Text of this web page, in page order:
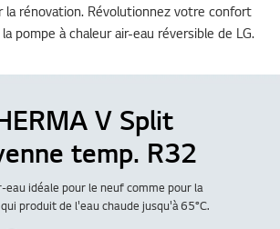
la rénovation. Révolutionnez votre confort
pompe à chaleur air-eau réversible de LG.
V Split
temp. R32
eau idéale pour le neuf comme pour la
produit de l'eau chaude jusqu'à 65°C.